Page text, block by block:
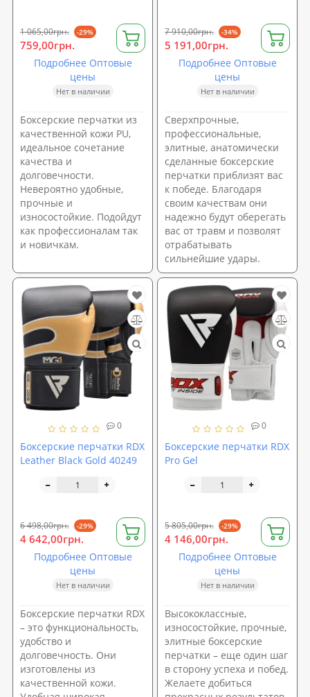
1 065,00грн. -29%
759,00грн.
Подробнее Оптовые
цены
Нет в наличии
Боксерские перчатки из
качественной кожи PU,
идеальное сочетание
качества и
долговечности.
Невероятно удобные,
прочные и
износостойкие. Подойдут
как профессионалам так
и новичкам.
7 910,00грн. -34%
5 191,00грн.
Подробнее Оптовые
цены
Нет в наличии
Сверхпрочные,
профессиональные,
элитные, анатомически
сделанные боксерские
перчатки приблизят вас
к победе. Благодаря
своим качествам они
надежно будут оберегать
вас от травм и позволят
отрабатывать
сильнейшие удары.
0
Боксерские перчатки RDX
Leather Black Gold 40249
6 498,00грн. -29%
4 642,00грн.
Подробнее Оптовые
цены
Нет в наличии
Боксерские перчатки RDX
– это функциональность,
удобство и
долговечность. Они
изготовлены из
качественной кожи.
0
Боксерские перчатки RDX
Pro Gel
5 805,00грн. -29%
4 146,00грн.
Подробнее Оптовые
цены
Нет в наличии
Высококлассные,
износостойкие, прочные,
элитные боксерские
перчатки – еще один шаг
в сторону успеха и побед.
Желаете добиться